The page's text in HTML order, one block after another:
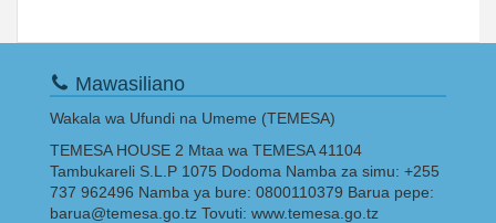
Mawasiliano
Wakala wa Ufundi na Umeme (TEMESA)
TEMESA HOUSE 2 Mtaa wa TEMESA 41104
Tambukareli S.L.P 1075 Dodoma Namba za simu: +255
737 962496 Namba ya bure: 0800110379 Barua pepe:
barua@temesa.go.tz Tovuti: www.temesa.go.tz